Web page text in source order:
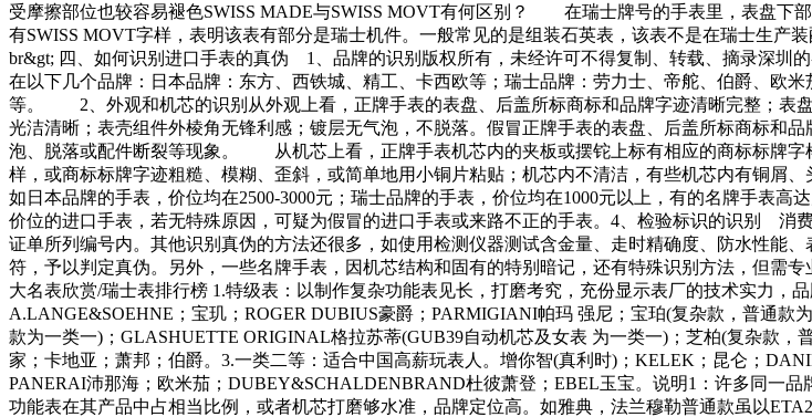
受摩擦部位也较容易褪色SWISS MADE与SWISS MOVT有何区别？ 在瑞士牌号的手表里，表盘下
有SWISS MOVT字样，表明该表有部分是瑞士机件。一般常见的是组装石英表，该表不是在瑞士生产
br&gt; 四、如何识别进口手表的真伪 1、品牌的识别版权所有，未经许可不得复制、转载、摘录深圳
在以下几个品牌：日本品牌：东方、西铁城、精工、卡西欧等；瑞士品牌：劳力士、帝舵、伯爵、欧
等。 2、外观和机芯的识别从外观上看，正牌手表的表盘、后盖所标商标和品牌字迹清晰完整；表
光洁清晰；表壳组件外棱角无锋利感；镀层无气泡，不脱落。假冒正牌手表的表盘、后盖所标商标和
泡、脱落或配件断裂等现象。 从机芯上看，正牌手表机芯内的夹板或摆铊上标有相应的商标标牌字
样，或商标标牌字迹粗糙、模糊、歪斜，或简单地用小铜片粘贴；机芯内不清洁，有些机芯内有铜屑
如日本品牌的手表，价位均在2500-3000元；瑞士品牌的手表，价位均在1000元以上，有的名牌手表
价位的进口手表，若无特殊原因，可疑为假冒的进口手表或来路不正的手表。4、检验标识的识别 消
证单所列编号内。其他识别真伪的方法还很多，如使用检测仪器测试含金量、走时精确度、防水性能
符，予以判定真伪。另外，一些名牌手表，因机芯结构和固有的特别暗记，还有特殊识别方法，但需
大名表欣赏/瑞士表排行榜 1.特级表：以制作复杂功能表见长，打磨考究，充份显示表厂的技术实力，
A.LANGE&SOEHNE；宝玑；ROGER DUBIUS豪爵；PARMIGIANI帕玛 强尼；宝珀(复杂款，普通
款为一类一)；GLASHUETTE ORIGINAL格拉苏蒂(GUB39自动机芯及女表 为一类一)；芝柏(复杂款
家；卡地亚；萧邦；伯爵。3.一类二等：适合中国高薪玩表人。增你智(真利时)；KELEK；昆仑；
PANERAI沛那海；欧米茄；DUBEY&SCHALDENBRAND杜彼萧登；EBEL玉宝。说明1：许多同一
功能表在其产品中占相当比例，或者机芯打磨够水准，品牌定位高。如雅典，法兰穆勒普通款虽以